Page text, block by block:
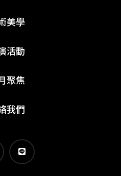
美學
活動
聚焦
我們